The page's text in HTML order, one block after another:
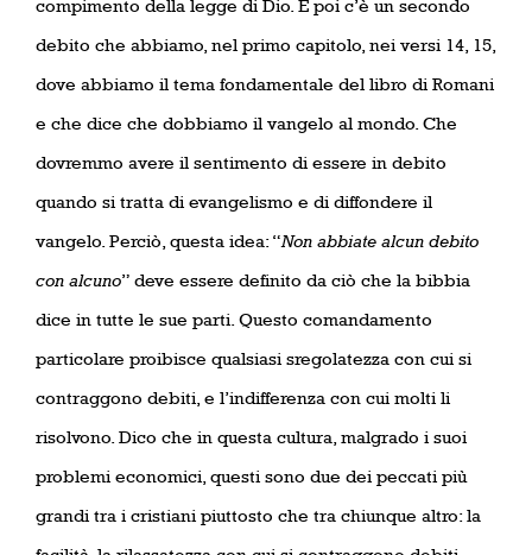
compimento della legge di Dio. E poi c’è un secondo
debito che abbiamo, nel primo capitolo, nei versi 14, 15,
dove abbiamo il tema fondamentale del libro di Romani
e che dice che dobbiamo il vangelo al mondo. Che
dovremmo avere il sentimento di essere in debito
quando si tratta di evangelismo e di diffondere il
vangelo. Perciò, questa idea: “Non abbiate alcun debito
con alcuno” deve essere definito da ciò che la bibbia
dice in tutte le sue parti. Questo comandamento
particolare proibisce qualsiasi sregolatezza con cui si
contraggono debiti, e l’indifferenza con cui molti li
risolvono. Dico che in questa cultura, malgrado i suoi
problemi economici, questi sono due dei peccati più
grandi tra i cristiani piuttosto che tra chiunque altro: la